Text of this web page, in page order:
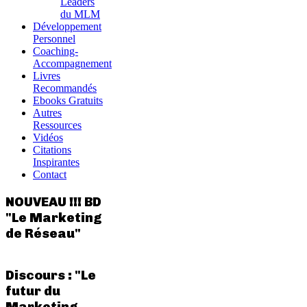
du MLM
Développement
Personnel
Coaching-
Accompagnement
Livres
Recommandés
Ebooks Gratuits
Autres
Ressources
Vidéos
Citations
Inspirantes
Contact
NOUVEAU !!! BD
"Le Marketing
de Réseau"
Discours : "Le
futur du